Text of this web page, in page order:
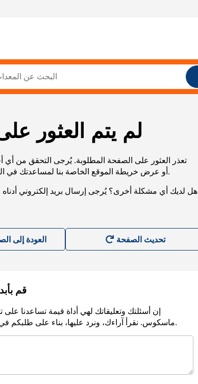
لم يتم العثور
تعذر العثور على الصفحة المطلوبة. يُرجى التحقق من أي
URL، أو عرض خريطة الموقع الخاصة بنا لمساعدتك في العثور على ما تريد.
هل لديك أي مشكلة أخرى؟ يُرجى إرسال بريد إلكتروني
العودة إلى
قم
إن أسئلتك وتعليقاتك لهي أداة قيمة تساعدنا
ماسكوس. نقرأ آراءك، ونرد عليها، بناء على طلبكم في أسرع وقت ممكن.